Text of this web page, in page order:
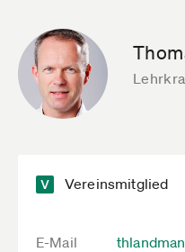
Vereinsmitglied
E-Mail